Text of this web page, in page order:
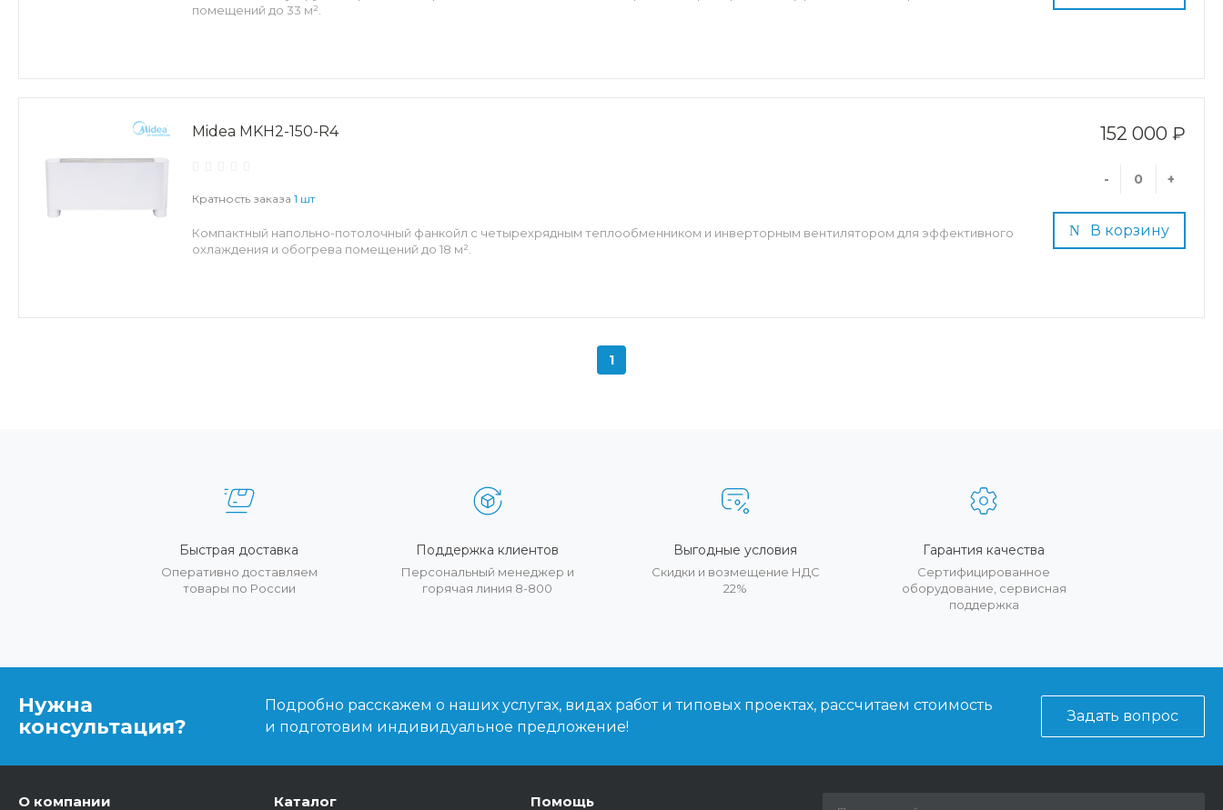
помещений до 33 м².
152 000 ₽
- +
В корзину
Midea MKH2-150-R4
Кратность заказа 1 шт
Компактный напольно-потолочный фанкойл с четырехрядным теплообменником и инверторным вентилятором для эффективного
охлаждения и обогрева помещений до 18 м².
1
Быстрая доставка
Оперативно доставляем
товары по России
Поддержка клиентов
Персональный менеджер и
горячая линия 8-800
Выгодные условия
Скидки и возмещение НДС
22%
Гарантия качества
Сертифицированное
оборудование, сервисная
поддержка
Нужна
консультация?
Подробно расскажем о наших услугах, видах работ и типовых проектах, рассчитаем стоимость
и подготовим индивидуальное предложение!
Задать вопрос
О компании Каталог Помощь